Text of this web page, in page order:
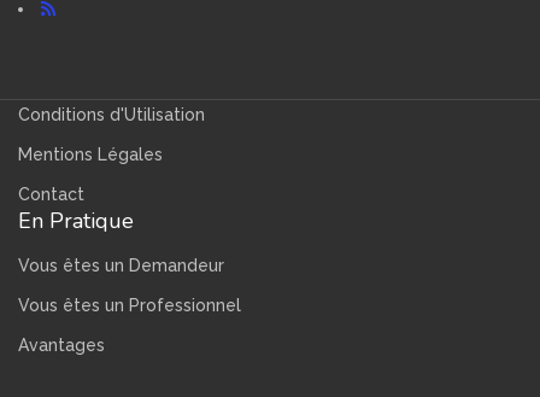
Conditions d'Utilisation
Mentions Légales
Contact
En Pratique
Vous êtes un Demandeur
Vous êtes un Professionnel
Avantages